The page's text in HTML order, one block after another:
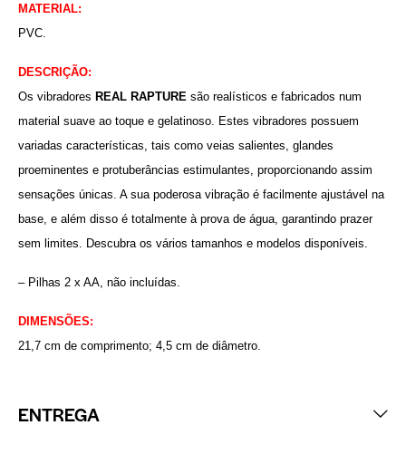
MATERIAL:
PVC.
DESCRIÇÃO:
Os vibradores REAL RAPTURE são realísticos e fabricados num
material suave ao toque e gelatinoso. Estes vibradores possuem
variadas características, tais como veias salientes, glandes
proeminentes e protuberâncias estimulantes, proporcionando assim
sensações únicas. A sua poderosa vibração é facilmente ajustável na
base, e além disso é totalmente à prova de água, garantindo prazer
sem limites. Descubra os vários tamanhos e modelos disponíveis.
– Pilhas 2 x AA, não incluídas.
DIMENSÕES:
21,7 cm de comprimento; 4,5 cm de diâmetro.
ENTREGA